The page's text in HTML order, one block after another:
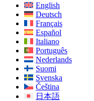
English
Deutsch
Français
Español
Italiano
Português
Nederlands
Suomi
Svenska
Čeština
日本語